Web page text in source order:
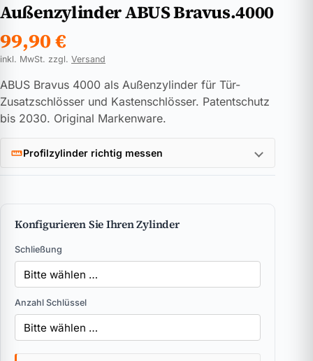
Außenzylinder ABUS Bravus.4000
99,90€
inkl. MwSt. zzgl. Versand
ABUS Bravus 4000 als Außenzylinder für Tür-
Zusatzschlösser und Kastenschlösser. Patentschutz
bis 2030. Original Markenware.
Profilzylinder richtig messen
Konfigurieren Sie Ihren Zylinder
Schließung
Anzahl Schlüssel